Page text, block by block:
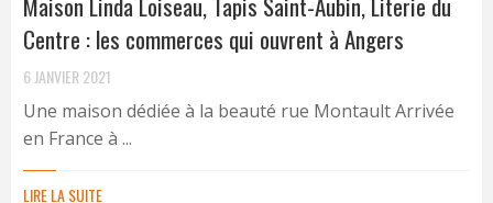
Centre : les commerces qui ouvrent à Angers
6 JANVIER 2021
Une maison dédiée à la beauté rue Montault Arrivée
en France à ...
LIRE LA SUITE